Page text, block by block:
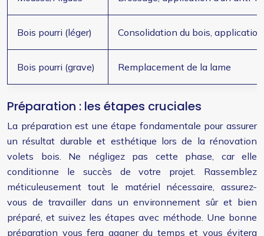
Bois pourri (léger) Consolidation du bois,
Bois pourri (grave) Remplacement de la lame
Préparation : les étapes cruciales
La préparation est une étape fondamentale pour assurer
un résultat durable et esthétique lors de la rénovation
volets bois. Ne négligez pas cette phase, car elle
conditionne le succès de votre projet. Rassemblez
méticuleusement tout le matériel nécessaire, assurez-
vous de travailler dans un environnement sûr et bien
préparé, et suivez les étapes avec méthode. Une bonne
préparation vous fera gagner du temps et vous évitera